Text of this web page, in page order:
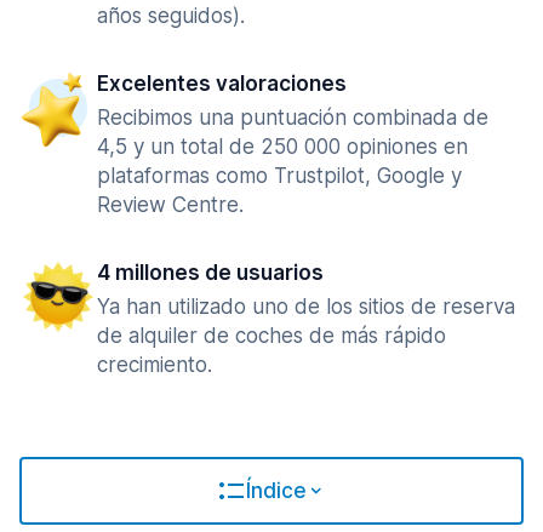
años seguidos).
Excelentes valoraciones
Recibimos una puntuación combinada de
4,5 y un total de 250 000 opiniones en
plataformas como Trustpilot, Google y
Review Centre.
4 millones de usuarios
Ya han utilizado uno de los sitios de reserva
de alquiler de coches de más rápido
crecimiento.
Índice